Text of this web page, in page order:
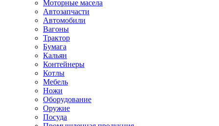
Моторные масела
Автозапчасти
Автомобили
Вагоны
Трактор
Бумага
Кальян
Контейнеры
Котлы
Мебель
Ножи
Оборудование
Оружие
Посуда